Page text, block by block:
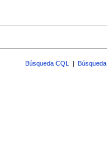
Búsqueda CQL |